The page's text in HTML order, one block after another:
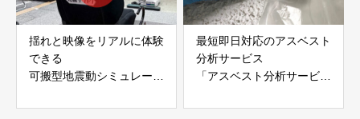
揺れと映像をリアルに体験
できる
可搬型地震動シミュレータ
白山工業株式会社
最短即日対応のアスベスト
分析サービス
「アスベスト分析サービ